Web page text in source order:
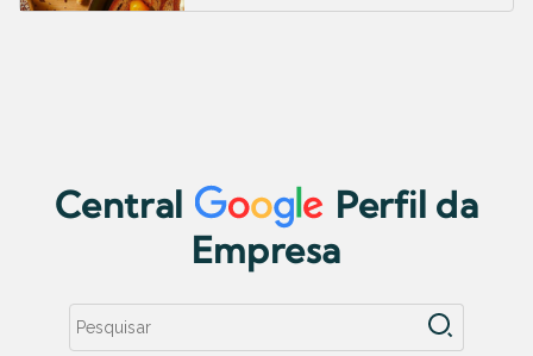
Central
Perfil da
Empresa